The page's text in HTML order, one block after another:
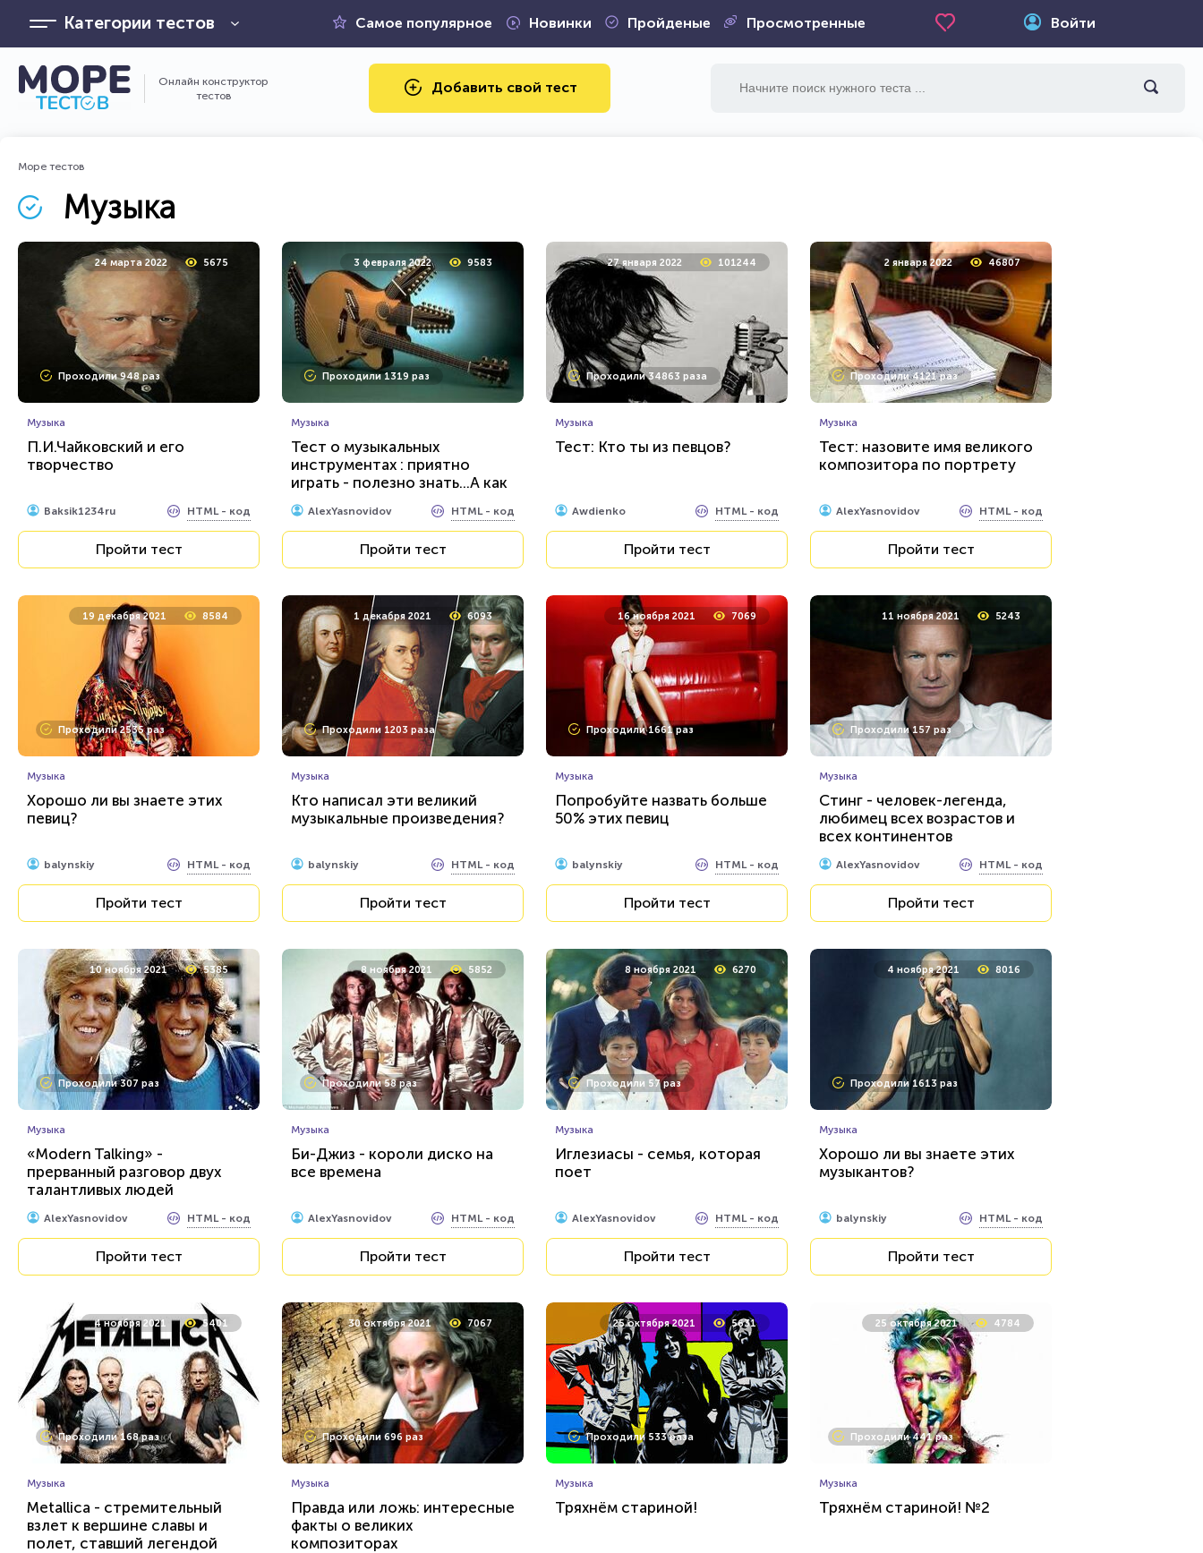
Категории тестов Самое популярное Новинки Пройденые Просмотренные Войти
Онлайн конструктор
тестов
Добавить свой тест
Море тестов
Музыка
24 марта 2022 5675
Проходили 948 раз
Музыка
П.И.Чайковский и его
творчество
Baksik1234ru HTML - код
Пройти тест
3 февраля 2022 9583
Проходили 1319 раз
Музыка
Тест о музыкальных
инструментах : приятно
играть - полезно знать...А как
у вас с этим?
AlexYasnovidov HTML - код
Пройти тест
27 января 2022 101244
Проходили 34863 раза
Музыка
Тест: Кто ты из певцов?
Awdienko HTML - код
Пройти тест
2 января 2022 46807
Проходили 4121 раз
Музыка
Тест: назовите имя великого
композитора по портрету
AlexYasnovidov HTML - код
Пройти тест
19 декабря 2021 8584
Проходили 2535 раз
Музыка
Хорошо ли вы знаете этих
певиц?
balynskiy HTML - код
Пройти тест
1 декабря 2021 6093
Проходили 1203 раза
Музыка
Кто написал эти великий
музыкальные произведения?
balynskiy HTML - код
Пройти тест
16 ноября 2021 7069
Проходили 1661 раз
Музыка
Попробуйте назвать больше
50% этих певиц
balynskiy HTML - код
Пройти тест
11 ноября 2021 5243
Проходили 157 раз
Музыка
Стинг - человек-легенда,
любимец всех возрастов и
всех континентов
AlexYasnovidov HTML - код
Пройти тест
10 ноября 2021 5385
Проходили 307 раз
Музыка
«Modern Talking» -
прерванный разговор двух
талантливых людей
AlexYasnovidov HTML - код
Пройти тест
8 ноября 2021 5852
Проходили 58 раз
Музыка
Би-Джиз - короли диско на
все времена
AlexYasnovidov HTML - код
Пройти тест
8 ноября 2021 6270
Проходили 57 раз
Музыка
Иглезиасы - семья, которая
поет
AlexYasnovidov HTML - код
Пройти тест
4 ноября 2021 8016
Проходили 1613 раз
Музыка
Хорошо ли вы знаете этих
музыкантов?
balynskiy HTML - код
Пройти тест
4 ноября 2021 5401
Проходили 168 раз
Музыка
Metallica - стремительный
взлет к вершине славы и
полет, ставший легендой
30 октября 2021 7067
Проходили 696 раз
Музыка
Правда или ложь: интересные
факты о великих
композиторах
25 октября 2021 5631
Проходили 533 раза
Музыка
Тряхнём стариной!
25 октября 2021 4784
Проходили 441 раз
Музыка
Тряхнём стариной! №2